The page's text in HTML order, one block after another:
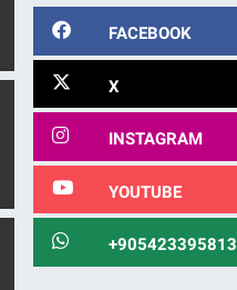
FACEBOOK
X
INSTAGRAM
YOUTUBE
+905423395813